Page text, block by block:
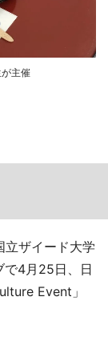
主催
立ザイード大学
で4月25日、日
Event」